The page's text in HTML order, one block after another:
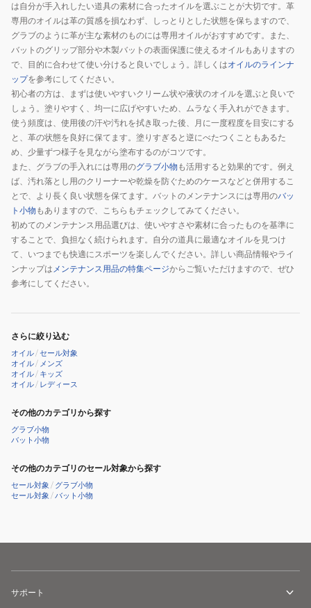
ロ
ン
ド
1GJYG51180
1P
は自分が手入れしたい道具の素材に合ったオイルを選ぶことが大切です。革
専用のオイルは革の質感を損なわず、しっとりとした状態を保ちますので、
グラブのように革が主な素材のものには専用オイルがおすすめです。また、
バットのグリップ部分や木製バットの表面保護に使えるオイルもありますの
で、目的に合わせて使い分けると良いでしょう。詳しくはオイルのラインナ
ップを参考にしてください。
初心者の方は、まずは使いやすいクリーム状や液状のオイルを選ぶと良いで
しょう。塗りやすく、均一に広げやすいため、ムラなく手入れができます。
使う頻度は、使用後の汗や汚れを拭き取った後、月に一度程度を目安にする
と、革の状態を良好に保てます。塗りすぎると逆にべたつくこともあるた
め、少量ずつ様子を見ながら塗布するのがコツです。
また、グラブの手入れには専用のグラブ小物 も活用すると効果的です。例え
ば、汚れ落とし用のクリーナーや乾燥を防ぐためのケースなどと併用するこ
とで、より長く良い状態を保てます。バットのメンテナンスには専用のバッ
ト小物 もありますので、こちらもチェックしてみてください。
初めてのメンテナンス用品選びは、使いやすさや素材に合ったものを基準に
することで、負担なく続けられます。自分の道具に最適なオイルを見つけ
て、いつまでも快適にスポーツを楽しんでください。詳しい商品情報やライ
ンナップは メンテナンス用品の特集ページからご覧いただけますので、ぜひ
参考にしてください。
さらに絞り込む
オイル/セール対象
オイル/ メンズ
オイル/ キッズ
オイル/ レディース
その他のカテゴリから探す
グラブ小物
バット小物
その他のカテゴリのセール対象から探す
セール対象 / グラブ小物
セール対象 /バット小物
サポート